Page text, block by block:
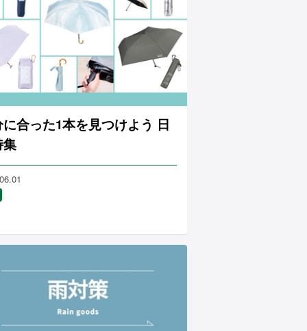
合った1本を見つけよう 日
集